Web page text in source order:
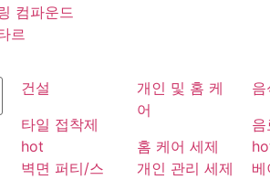
컴파운드
르
건설
타일 접착제
hot
벽면 퍼티/스
개인 및 홈 케
어
홈 케어 세제
개인 관리 세제
음